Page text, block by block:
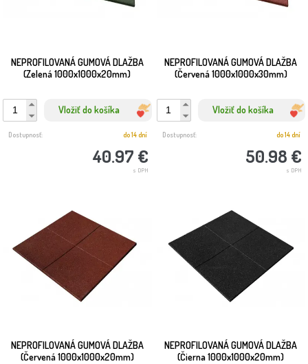
NEPROFILOVANÁ GUMOVÁ DLAŽBA
(Zelená 1000x1000x20mm)
Vložiť do košíka
40.97 €
s DPH
Dostupnosť: do 14 dní
NEPROFILOVANÁ GUMOVÁ DLAŽBA
(Červená 1000x1000x30mm)
Vložiť do košíka
50.98 €
s DPH
Dostupnosť: do 14 dní
NEPROFILOVANÁ GUMOVÁ DLAŽBA
(Červená 1000x1000x20mm)
NEPROFILOVANÁ GUMOVÁ DLAŽBA
(Čierna 1000x1000x20mm)